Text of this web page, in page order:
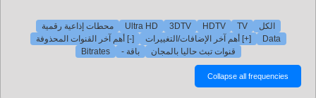
الكل TV
HDTV
3DTV
Ultra HD
محطات إذاعية رقمية
Data
[+] أهم آخر الإضافات/التغييرات
[-] أهم آخر القنوات المحذوفة
قنوات تبث حاليا بالمجان
باقة - Bitrates